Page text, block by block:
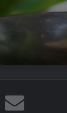
Yağı